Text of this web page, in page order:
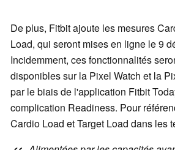
De plus, Fitbit ajoute les mesures
Load, qui seront mises en ligne le 9
Incidemment, ces fonctionnalités
disponibles sur la Pixel Watch et la
par le biais de l'application Fitbit
complication Readiness. Pour
Cardio Load et Target Load dans les